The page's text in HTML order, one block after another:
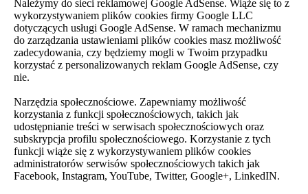
Należymy do sieci reklamowej Google AdSense. Wiąże się to z
wykorzystywaniem plików cookies firmy Google LLC
dotyczących usługi Google AdSense. W ramach mechanizmu
do zarządzania ustawieniami plików cookies masz możliwość
zadecydowania, czy będziemy mogli w Twoim przypadku
korzystać z personalizowanych reklam Google AdSense, czy
nie.
Narzędzia społecznościowe. Zapewniamy możliwość
korzystania z funkcji społecznościowych, takich jak
udostępnianie treści w serwisach społecznościowych oraz
subskrypcja profilu społecznościowego. Korzystanie z tych
funkcji wiąże się z wykorzystywaniem plików cookies
administratorów serwisów społecznościowych takich jak
Facebook, Instagram, YouTube, Twitter, Google+, LinkedIN.